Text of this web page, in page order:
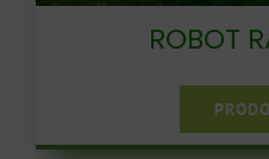
ROBOT